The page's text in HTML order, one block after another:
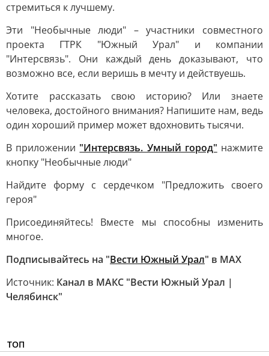
стремиться к лучшему.
Эти "Необычные люди" – участники совместного
проекта ГТРК "Южный Урал" и компании
"Интерсвязь". Они каждый день доказывают, что
возможно все, если веришь в мечту и действуешь.
Хотите рассказать свою историю? Или знаете
человека, достойного внимания? Напишите нам, ведь
один хороший пример может вдохновить тысячи.
В приложении "Интерсвязь. Умный город" нажмите
кнопку "Необычные люди"
Найдите форму с сердечком "Предложить своего
героя"
Присоединяйтесь! Вместе мы способны изменить
многое.
Подписывайтесь на "Вести Южный Урал" в MAХ
Источник: Канал в МАКС "Вести Южный Урал |
Челябинск"
ТОП